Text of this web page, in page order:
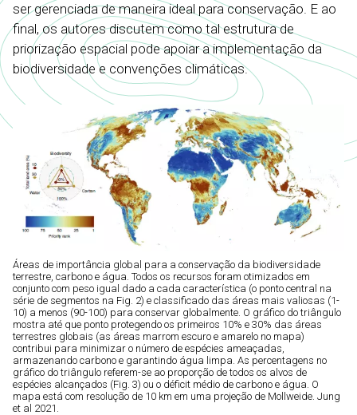
ser gerenciada de maneira ideal para conservação. E ao
final, os autores discutem como tal estrutura de
priorização espacial pode apoiar a implementação da
biodiversidade e convenções climáticas.
Áreas de importância global para a conservação da biodiversidade
terrestre, carbono e água. Todos os recursos foram otimizados em
conjunto com peso igual dado a cada característica (o ponto central na
série de segmentos na Fig. 2) e classificado das áreas mais valiosas (1-
10) a menos (90-100) para conservar globalmente. O gráfico do triângulo
mostra até que ponto protegendo os primeiros 10% e 30% das áreas
terrestres globais (as áreas marrom escuro e amarelo no mapa)
contribui para minimizar o número de espécies ameaçadas,
armazenando carbono e garantindo água limpa. As percentagens no
gráfico do triângulo referem-se ao proporção de todos os alvos de
espécies alcançados (Fig. 3) ou o déficit médio de carbono e água. O
mapa está com resolução de 10 km em uma projeção de Mollweide. Jung
et al 2021.